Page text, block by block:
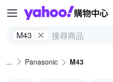
M43
Panasonic M43